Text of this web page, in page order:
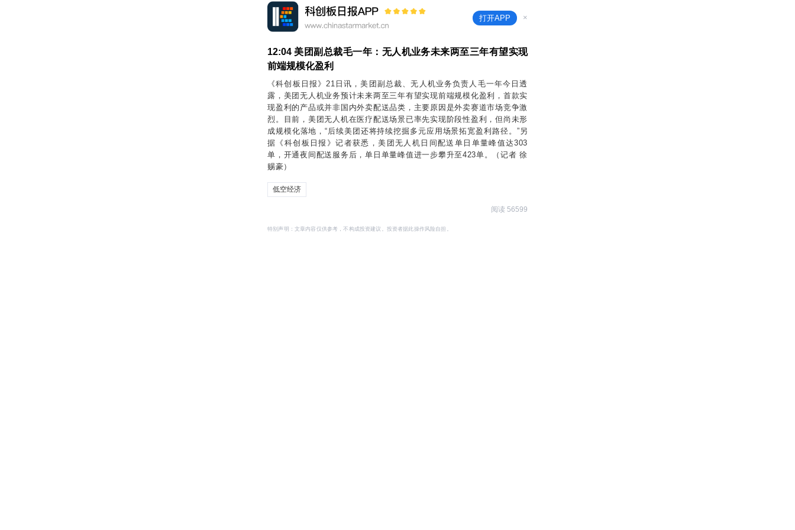
打开APP ×
12:04 美团副总裁毛一年：无人机业务未来两至三年有望实现
前端规模化盈利
《科创板日报》21日讯，美团副总裁、无人机业务负责人毛一年今日透
露，美团无人机业务预计未来两至三年有望实现前端规模化盈利，首款实
现盈利的产品或并非国内外卖配送品类，主要原因是外卖赛道市场竞争激
烈。目前，美团无人机在医疗配送场景已率先实现阶段性盈利，但尚未形
成规模化落地，“后续美团还将持续挖掘多元应用场景拓宽盈利路径。”另
据《科创板日报》记者获悉，美团无人机日间配送单日单量峰值达303
单，开通夜间配送服务后，单日单量峰值进一步攀升至423单。（记者 徐
赐豪）
低空经济
阅读 56599
特别声明：文章内容仅供参考，不构成投资建议。投资者据此操作风险自担。